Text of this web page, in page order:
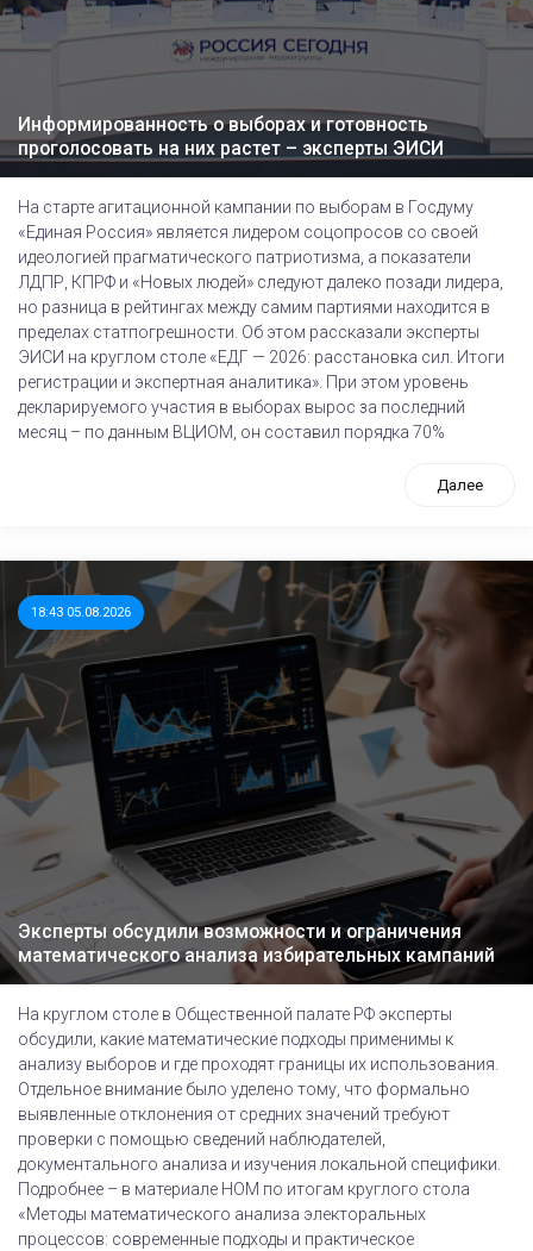
Информированность о выборах и готовность
проголосовать на них растет – эксперты ЭИСИ
На старте агитационной кампании по выборам в Госдуму
«Единая Россия» является лидером соцопросов со своей
идеологией прагматического патриотизма, а показатели
ЛДПР, КПРФ и «Новых людей» следуют далеко позади лидера,
но разница в рейтингах между самим партиями находится в
пределах статпогрешности. Об этом рассказали эксперты
ЭИСИ на круглом столе «ЕДГ — 2026: расстановка сил. Итоги
регистрации и экспертная аналитика». При этом уровень
декларируемого участия в выборах вырос за последний
месяц – по данным ВЦИОМ, он составил порядка 70%
Далее
18:43 05.08.2026
Эксперты обсудили возможности и ограничения
математического анализа избирательных кампаний
На круглом столе в Общественной палате РФ эксперты
обсудили, какие математические подходы применимы к
анализу выборов и где проходят границы их использования.
Отдельное внимание было уделено тому, что формально
выявленные отклонения от средних значений требуют
проверки с помощью сведений наблюдателей,
документального анализа и изучения локальной специфики.
Подробнее – в материале НОМ по итогам круглого стола
«Методы математического анализа электоральных
процессов: современные подходы и практическое